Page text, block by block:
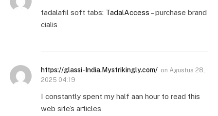
tadalafil soft tabs: TadalAccess – purchase brand
cialis
https://glassi-India.Mystrikingly.com/ on Agustus 28,
2025 04:19
I constantly spent my half aan hour to read this
web site’s articles